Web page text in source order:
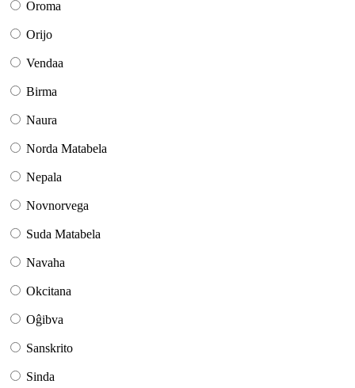
Oroma
Orijo
Vendaa
Birma
Naura
Norda Matabela
Nepala
Novnorvega
Suda Matabela
Navaha
Okcitana
Oĝibva
Sanskrito
Sinda